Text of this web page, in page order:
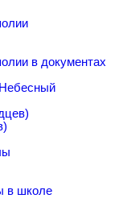
в документах
в школе